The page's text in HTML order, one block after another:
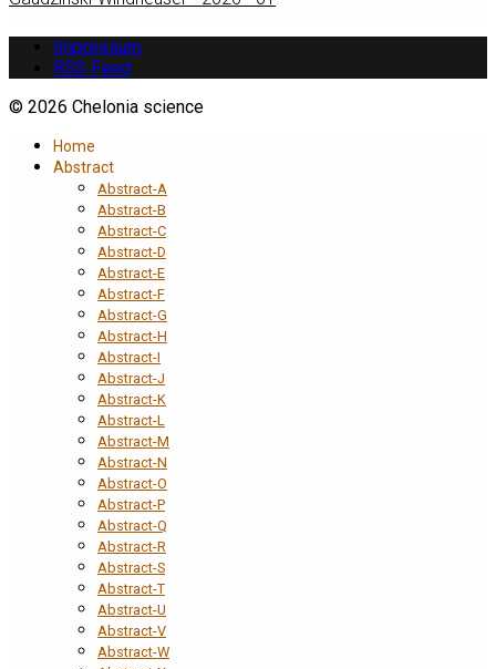
Impressum
RSS Feed
© 2026 Chelonia science
Home
Abstract
Abstract-A
Abstract-B
Abstract-C
Abstract-D
Abstract-E
Abstract-F
Abstract-G
Abstract-H
Abstract-I
Abstract-J
Abstract-K
Abstract-L
Abstract-M
Abstract-N
Abstract-O
Abstract-P
Abstract-Q
Abstract-R
Abstract-S
Abstract-T
Abstract-U
Abstract-V
Abstract-W